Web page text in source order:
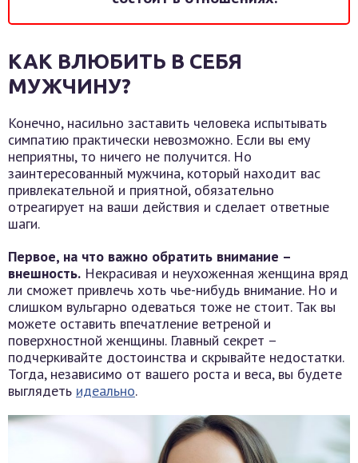
КАК ВЛЮБИТЬ В СЕБЯ
МУЖЧИНУ?
Конечно, насильно заставить человека испытывать
симпатию практически невозможно. Если вы ему
неприятны, то ничего не получится. Но
заинтересованный мужчина, который находит вас
привлекательной и приятной, обязательно
отреагирует на ваши действия и сделает ответные
шаги.
Первое, на что важно обратить внимание –
внешность. Некрасивая и неухоженная женщина вряд
ли сможет привлечь хоть чье-нибудь внимание. Но и
слишком вульгарно одеваться тоже не стоит. Так вы
можете оставить впечатление ветреной и
поверхностной женщины. Главный секрет –
подчеркивайте достоинства и скрывайте недостатки.
Тогда, независимо от вашего роста и веса, вы будете
выглядеть идеально.